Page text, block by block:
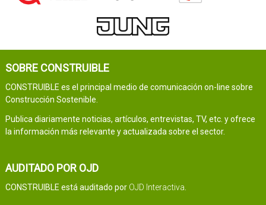
SOBRE CONSTRUIBLE
CONSTRUIBLE es el principal medio de comunicación on-line sobre
Construcción Sostenible.
Publica diariamente noticias, artículos, entrevistas, TV, etc. y ofrece
la información más relevante y actualizada sobre el sector.
AUDITADO POR OJD
CONSTRUIBLE está auditado por OJD Interactiva